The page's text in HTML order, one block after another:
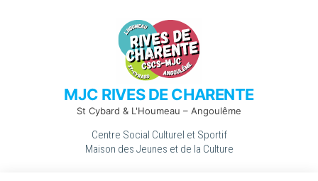
MJC RIVES DE CHARENTE
St Cybard & L'Houmeau – Angoulême
Centre Social Culturel et Sportif
Maison des Jeunes et de la Culture